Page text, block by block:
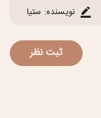
نویسنده: ستیا
ثبت نظر